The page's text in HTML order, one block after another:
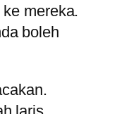
mereka.
boleh